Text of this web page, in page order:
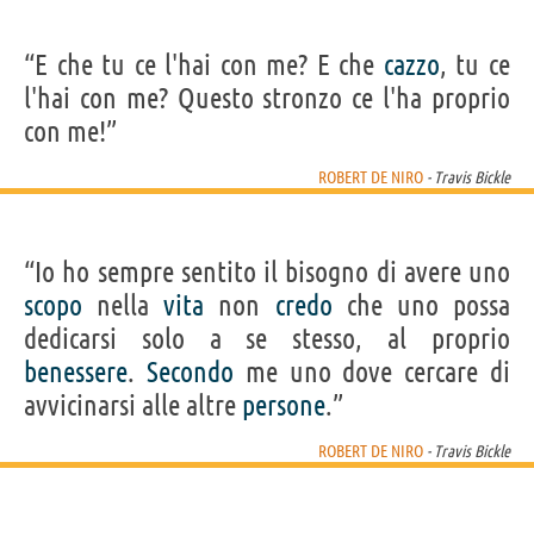
“E che tu ce l'hai con me? E che cazzo, tu ce
l'hai con me? Questo stronzo ce l'ha proprio
con me!”
ROBERT DE NIRO - Travis Bickle
“Io ho sempre sentito il bisogno di avere uno
scopo nellavita non credo che uno possa
dedicarsi solo a se stesso, al proprio
benessere. Secondo me uno dove cercare di
avvicinarsi alle altre persone.”
ROBERT DE NIRO - Travis Bickle